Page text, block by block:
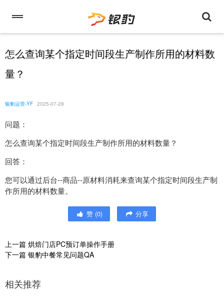
怎么查询某个指定时间段生产制作所用的材料数
量？
银豹运营-YF 2025-07-28
问题：
怎么查询某个指定时间段生产制作所用的材料数量？
回答：
您可以通过后台--商品--原材料消耗来查询某个指定时间段生产制
作所用的材料数量。
赞 (0) 分享
上一篇 烘焙门店PC预订单操作手册
下一篇 银豹中餐常见问题QA
相关推荐